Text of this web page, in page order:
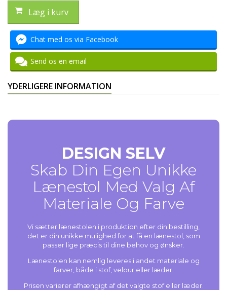
Læg i kurv
Chat med os via Facebook
Send os en email
YDERLIGERE INFORMATION
DESIGN SELV
Skab Din Egen Unikke
Lænestol Med Valg Af
Materiale Og Farve
Vi sætter lænestolen i produktion efter din bestilling,
det er din unikke mulighed for at få en lænestol, som
passer lige præcis til dine behov og ønsker.
Lænestolen kan nemlig leveres i andet materiale og
farver, både i stof, velour eller læder.
Prisen varierer afhængigt af det valgte stof eller læder.